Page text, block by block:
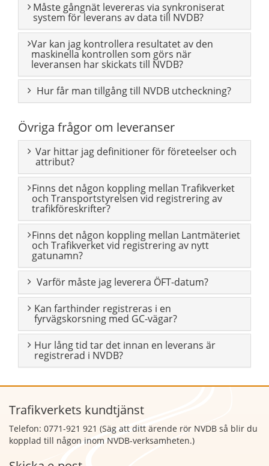
Måste gångnät levereras via synkroniserat
system för leverans av data till NVDB?
Var kan jag kontrollera resultatet av den
maskinella kontrollen som görs när
leveransen har skickats till NVDB?
Hur får man tillgång till NVDB utcheckning?
Övriga frågor om leveranser
Var hittar jag definitioner för företeelser och
attribut?
Finns det någon koppling mellan Trafikverket
och Transportstyrelsen vid registrering av
trafikföreskrifter?
Finns det någon koppling mellan Lantmäteriet
och Trafikverket vid registrering av nytt
gatunamn?
Varför måste jag leverera ÖFT-datum?
Kan farthinder registreras i en
fyrvägskorsning med GC-vägar?
Hur lång tid tar det innan en leverans är
registrerad i NVDB?
Trafikverkets kundtjänst
Telefon: 0771-921 921 (Säg att ditt ärende rör NVDB så blir du
kopplad till någon inom NVDB-verksamheten.)